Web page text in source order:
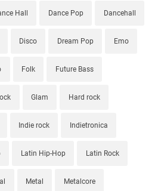
Hall Dance Pop Dancehall
Disco Dream Pop Emo
Folk Future Bass
Glam Hard rock
Indie rock Indietronica
Latin Hip-Hop Latin Rock
Metal Metalcore